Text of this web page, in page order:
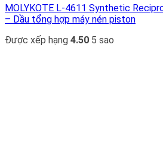
MOLYKOTE L-4611 Synthetic
– Dầu tổng hợp máy nén piston
Được xếp hạng 4.50 5 sao